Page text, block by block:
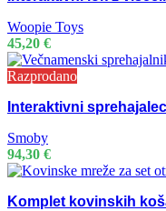
Woopie Toys
45,20 €
Razprodano
Interaktivni
Smoby
94,30 €
Komplet kovinskih